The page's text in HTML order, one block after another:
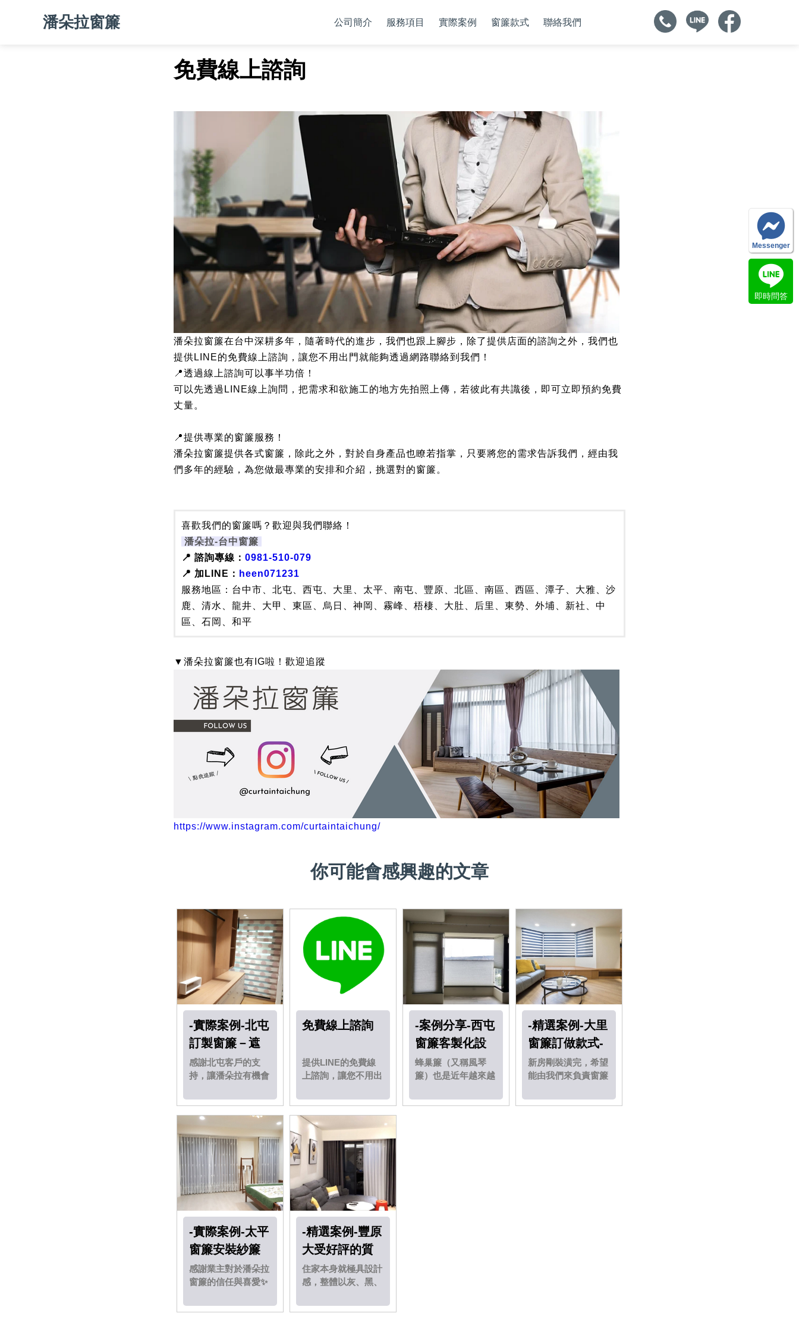
潘朵拉窗簾 公司簡介 服務項目 實際案例 窗簾款式 聯絡我們
免費線上諮詢
潘朵拉窗簾在台中深耕多年，隨著時代的進步，我們也跟上腳步，除了提供店面的諮詢之外，我們也
提供LINE的免費線上諮詢，讓您不用出門就能夠透過網路聯絡到我們！
📍透過線上諮詢可以事半功倍！
可以先透過LINE線上詢問，把需求和欲施工的地方先拍照上傳，若彼此有共識後，即可立即預約免費
丈量。
📍提供專業的窗簾服務！
潘朵拉窗簾提供各式窗簾，除此之外，對於自身產品也瞭若指掌，只要將您的需求告訴我們，經由我
們多年的經驗，為您做最專業的安排和介紹，挑選對的窗簾。
喜歡我們的窗簾嗎？歡迎與我們聯絡！
潘朵拉-台中窗簾
📍 諮詢專線： 0981-510-079
📍 加LINE： heen071231
服務地區：台中市、北屯、西屯、大里、太平、南屯、豐原、北區、南區、西區、潭子、大雅、沙
鹿、清水、龍井、大甲、東區、烏日、神岡、霧峰、梧棲、大肚、后里、東勢、外埔、新社、中
區、石岡、和平
▼潘朵拉窗簾也有IG啦！歡迎追蹤
https://www.instagram.com/curtaintaichung/
你可能會感興趣的文章
-實際案例-北屯
訂製窗簾－遮
光簾
感謝北屯客戶的支
持，讓潘朵拉有機會
戶安裝了有花樣的遮
光捲簾.....
免費線上諮詢
提供LINE的免費線
上諮詢，讓您不用出
絡到我們！
-案例分享-西屯
窗簾客製化設
計－蜂巢簾
蜂巢簾（又稱風琴
簾）也是近年越來越
蓬鬆的設計讓蜂巢簾
-精選案例-大里
窗簾訂做款式-
遮光捲簾
新房剛裝潢完，希望
能由我們來負責窗簾
的話，就必須推出遮
-實際案例-太平
窗簾安裝紗簾
及調光簾
感謝業主對於潘朵拉
窗簾的信任與喜愛✨
有布簾、紗簾及超人
-精選案例-豐原
大受好評的質
感窗簾搭配
住家本身就極具設計
感，整體以灰、黑、
們幫客戶做了有線條
Messenger
即時問答